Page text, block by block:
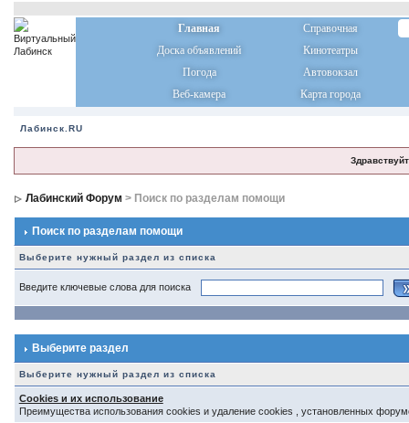
Главная
Справочная
Доска объявлений
Кинотеатры
Погода
Автовокзал
Веб-камера
Карта города
Лабинск.RU
Лабинский Форум > Поиск по разделам помощи
Поиск по разделам помощи
Выберите нужный раздел из списка
Введите ключевые слова для поиска
Выберите раздел
Выберите нужный раздел из списка
Cookies и их использование
Преимущества использования cookies и удаление cookies , установленных